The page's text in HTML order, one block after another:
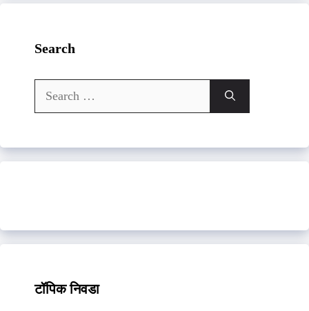
Search
Search
for:
टॉपिक निवडा